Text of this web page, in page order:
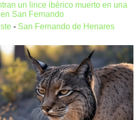
un lince ibérico muerto en una
San Fernando
- San Fernando de Henares